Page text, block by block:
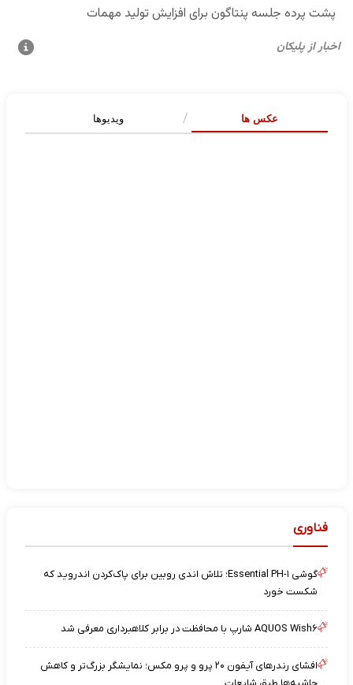
عکس ها ویدیوها
فناوری
گوشی Essential PH-۱؛ تلاش اندی روبین برای پاک‌کردن اندروید که
شکست خورد
AQUOS Wish۶ شارپ با محافظت در برابر کلاهبرداری معرفی شد
افشای رندرهای آیفون ۲۰ پرو و پرو مکس؛ نمایشگر بزرگ‌تر و کاهش